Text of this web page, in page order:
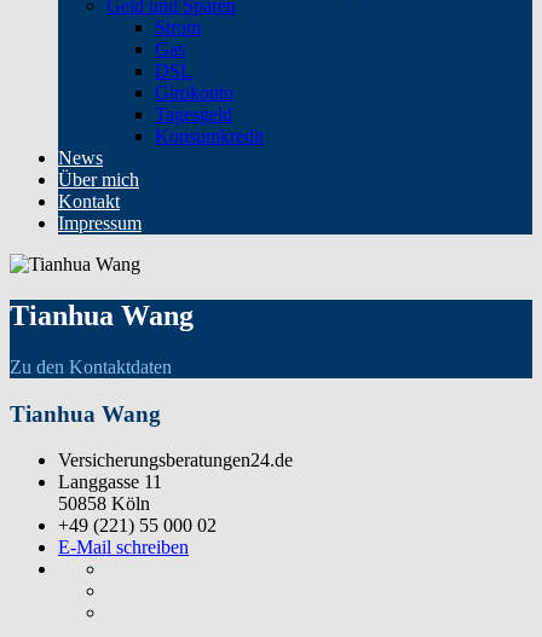
Geld und Sparen
Strom
Gas
DSL
Girokonto
Tagesgeld
Konsumkredit
News
Über mich
Kontakt
Impressum
Tianhua Wang
Zu den Kontaktdaten
Tianhua Wang
Versicherungsberatungen24.de
Langgasse 11
50858 Köln
+49 (221) 55 000 02
E-Mail schreiben